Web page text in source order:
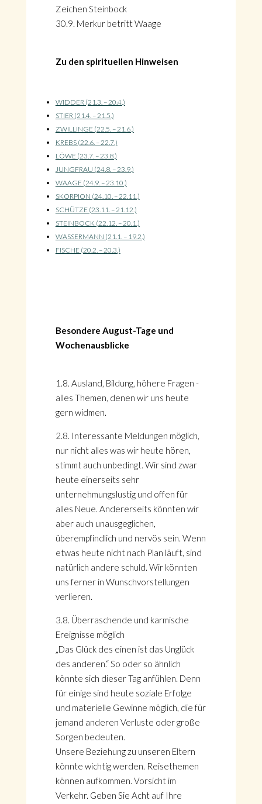
Zeichen Steinbock
30.9. Merkur betritt Waage
Zu den spirituellen Hinweisen
WIDDER (21.3. – 20.4.)
STIER (21.4. – 21.5.)
ZWILLINGE (22.5. – 21.6.)
KREBS (22.6. – 22.7.)
LÖWE (23.7. – 23.8.)
JUNGFRAU (24.8. – 23.9.)
WAAGE (24.9. – 23.10.)
SKORPION (24.10. – 22.11.)
SCHÜTZE (23.11. – 21.12.)
STEINBOCK (22.12. – 20.1.)
WASSERMANN (21.1. – 19.2.)
FISCHE (20.2. – 20.3.)
Besondere August-Tage und
Wochenausblicke
1.8. Ausland, Bildung, höhere Fragen -
alles Themen, denen wir uns heute
gern widmen.
2.8. Interessante Meldungen möglich,
nur nicht alles was wir heute hören,
stimmt auch unbedingt. Wir sind zwar
heute einerseits sehr
unternehmungslustig und offen für
alles Neue. Andererseits könnten wir
aber auch unausgeglichen,
überempfindlich und nervös sein. Wenn
etwas heute nicht nach Plan läuft, sind
natürlich andere schuld. Wir könnten
uns ferner in Wunschvorstellungen
verlieren.
3.8. Überraschende und karmische
Ereignisse möglich
„Das Glück des einen ist das Unglück
des anderen.“ So oder so ähnlich
könnte sich dieser Tag anfühlen. Denn
für einige sind heute soziale Erfolge
und materielle Gewinne möglich, die für
jemand anderen Verluste oder große
Sorgen bedeuten.
Unsere Beziehung zu unseren Eltern
könnte wichtig werden. Reisethemen
können aufkommen. Vorsicht im
Verkehr. Geben Sie Acht auf Ihre